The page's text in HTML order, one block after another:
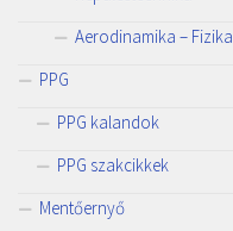
Aerodinamika – Fizika
PPG
PPG kalandok
PPG szakcikkek
Mentőernyő